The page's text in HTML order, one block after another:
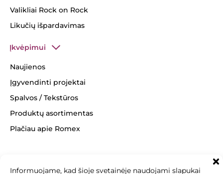
Informuojame, kad šioje svetainėje naudojami slapukai
Valikliai Rock on Rock
Likučių išpardavimas
Įkvėpimui
Naujienos
Įgyvendinti projektai
Spalvos / Tekstūros
Produktų asortimentas
Plačiau apie Romex